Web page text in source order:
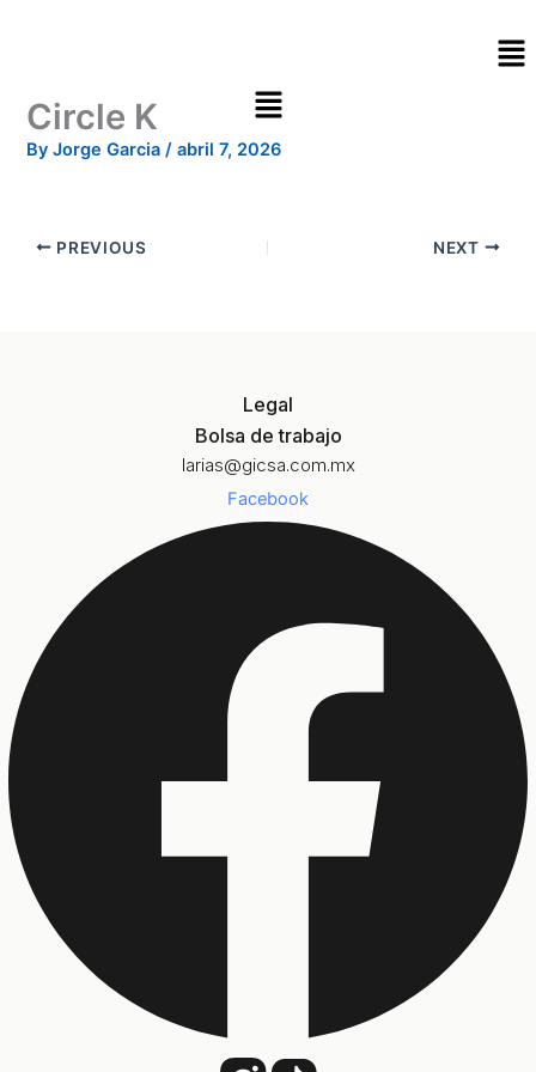
Circle K
ByJorge Garcia/abril 7, 2026
PREVIOUS NEXT
Legal
Bolsa de trabajo
larias@gicsa.com.mx
Facebook